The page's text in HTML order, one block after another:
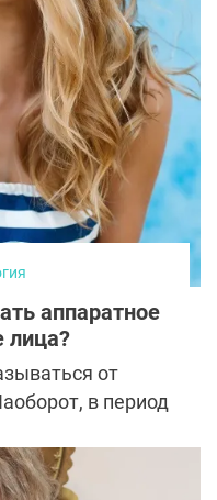
аппаратное
лица?
от
в период
требует
только